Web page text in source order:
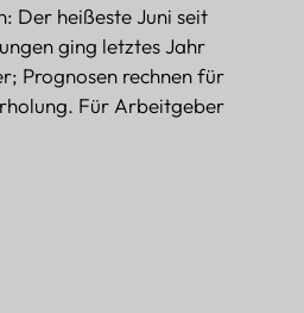
Der heißeste Juni seit
ging letztes Jahr
Prognosen rechnen für
Für Arbeitgeber